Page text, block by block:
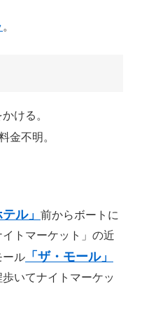
。
ける。
料金不明。
ル」 前からボートに
トマーケット」の近
ール 「ザ・モール」
いてナイトマーケッ